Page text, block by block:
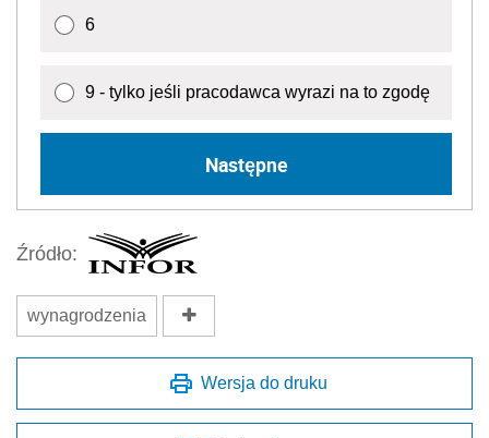
6
9 - tylko jeśli pracodawca wyrazi na to zgodę
Następne
Źródło:
wynagrodzenia
Wersja do druku